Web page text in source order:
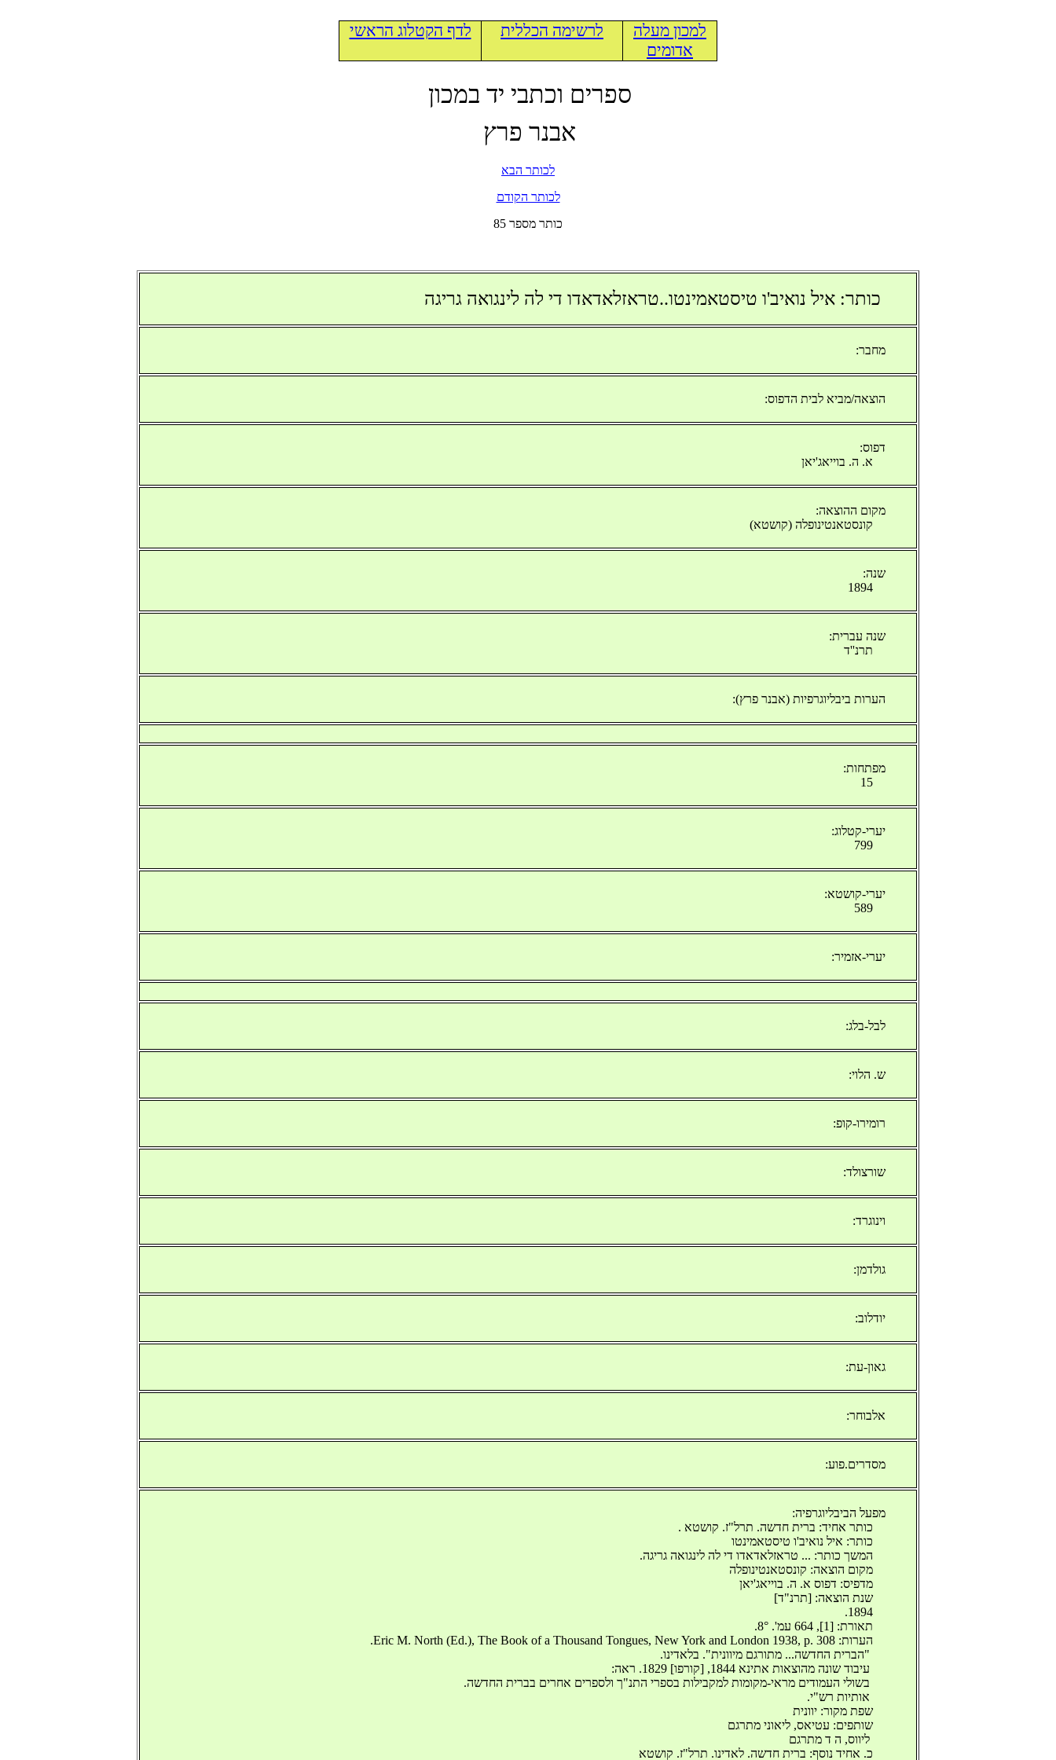
למכון מעלה
אדומים
לרשימה הכללית לדף הקטלוג הראשי
ספרים וכתבי יד במכון
אבנר פרץ
לכותר הבא
לכותר הקודם
85 כותר מספר
כותר: איל נואיב'ו טיסטאמינטו..טראזלאדאדו די לה לינגואה גריגה
מחבר:
הוצאה/מביא לבית הדפוס:
דפוס:
א. ה. בוייאג'יאן
מקום ההוצאה:
קונסטאנטינופלה (קושטא)
שנה:
1894
שנה עברית:
תרנ''ד
הערות ביבליוגרפיות (אבנר פרץ):
מפתחות:
15
יערי-קטלוג:
799
יערי-קושטא:
589
יערי-אזמיר:
לבל-בלג:
ש. הלוי:
רומירו-קופ:
שורצולד:
וינוגרד:
גולדמן:
יודלוב:
גאון-עת:
אלבוחר:
מסדרים.פוע:
מפעל הביבליוגרפיה:
כותר אחיד: ברית חדשה. תרל"ז. קושטא . ‬
‫כותר: איל נואיב'ו טיסטאמינטו ‬
המשך כותר: ... טראזלאדאדו די לה לינגואה גריגה. ‬
‫מקום הוצאה: קונסטאנטינופלה ‬
מדפיס: דפוס א. ה. בוייאג'יאן ‬
‫שנת הוצאה: [תרנ"ד] ‬
1894.
‫תאורת: [1], 664 עמ'. 8°. ‬
‫הערות: Eric M. North (Ed.), The Book of a Thousand Tongues, New York and London 1938, p. 308.
‫ "הברית החדשה... מתורגם מיוונית". בלאדינו. ‬
‫ עיבוד שונה מהוצאות אתינא 1844, [קורפו] 1829. ראה: ‬
‫ בשולי העמודים מראי-מקומות למקבילות בספרי התנ"ך ולספרים אחרים בברית החדשה. ‬
‫ אותיות רש"י. ‬
‫שפת מקור: יוונית ‬
שותפים: עטיאס, ליאוני מתרגם ‬
‫ ליווס, ה ד מתרגם ‬
כ. אחיד נוסף: ברית חדשה. לאדינו. תרל"ז. קושטא ‬